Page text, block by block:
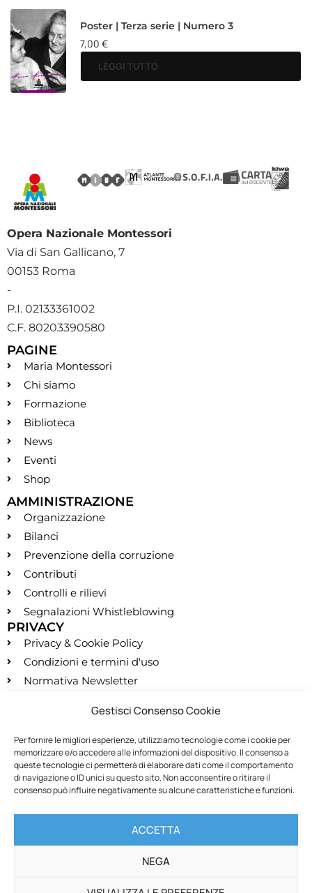
Gestisci Consenso Cookie
Per fornire le migliori esperienze, utilizziamo tecnologie come i cookie per
memorizzare e/o accedere alle informazioni del dispositivo. Il consenso a
queste tecnologie ci permetterà di elaborare dati come il comportamento
di navigazione o ID unici su questo sito. Non acconsentire o ritirare il
consenso può influire negativamente su alcune caratteristiche e funzioni.
ACCETTA
NEGA
Poster | Terza serie | Numero 3
7,00 €
LEGGI TUTTO
Opera Nazionale Montessori
Via di San Gallicano, 7
00153 Roma
-
P.I. 02133361002
C.F. 80203390580
PAGINE
Maria Montessori
Chi siamo
Formazione
Biblioteca
News
Eventi
Shop
AMMINISTRAZIONE
Organizzazione
Bilanci
Prevenzione della corruzione
Contributi
Controlli e rilievi
Segnalazioni Whistleblowing
PRIVACY
Privacy & Cookie Policy
Condizioni e termini d'uso
Normativa Newsletter
segreteria@montessori.it
(+39) 06.584.865
(+39) 06.587.959
SOCIALS
RECESSO